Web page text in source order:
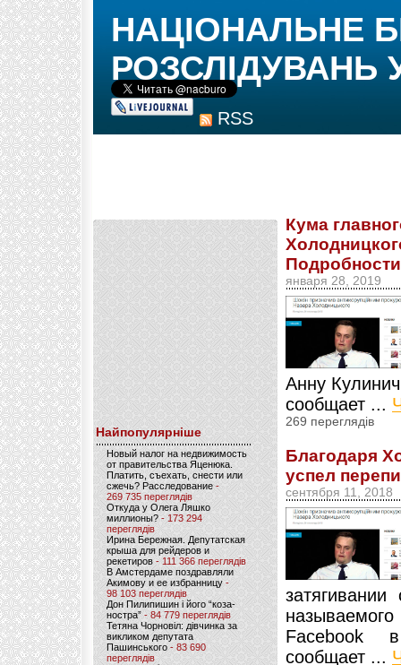
RSS
НАЦІОНАЛЬНЕ
РОЗСЛІДУВАНЬ
Найпопулярніше
Новый налог на недвижимость
от правительства Яценюка.
Платить, съехать, снести или
сжечь? Расследование-
269 735 переглядів
Откуда у Олега Ляшко
миллионы? - 173 294
переглядів
Ирина Бережная. Депутатская
крыша для рейдеров и
рекетиров - 111 366 переглядів
В Амстердаме поздравляли
Акимову и ее избранницу -
98 103 переглядів
Дон Пилипишин і його “коза-
ностра” - 84 779 переглядів
Тетяна Чорновіл: дівчинка за
викликом депутата
Пашинського- 83 690
переглядів
Кума
Подробности
января 28, 2019
Анну
сообщает ...
269 переглядів
Благодаря
успел
сентября 11, 2018
Facebook
сообщает ...